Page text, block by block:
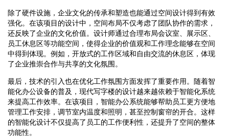
除了硬件设施，企业文化的传承和塑造也能通过空间设计得到有效
强化。在该项目的设计中，空间布局不仅考虑了团队协作的需求，
还反映了企业的文化价值。设计师通过合理布局会议室、展示区、
员工休息区等功能空间，使得企业的价值观和工作理念能够在空间
中得到体现。例如，开放式的工作区域和自由交流的休息区，体现
了企业推崇合作与共享的文化氛围。
最后，技术的引入也在优化工作氛围方面发挥了重要作用。随着智
能化办公设备的普及，现代写字楼的设计越来越依赖于智能化系统
来提高工作效率。在该项目，智能办公系统能够帮助员工更方便地
管理工作安排，调节室内温度和照明，甚至控制窗帘的开合。这样
的智能化设计不仅提高了员工的工作便利性，还提升了空间的整体
功能性。